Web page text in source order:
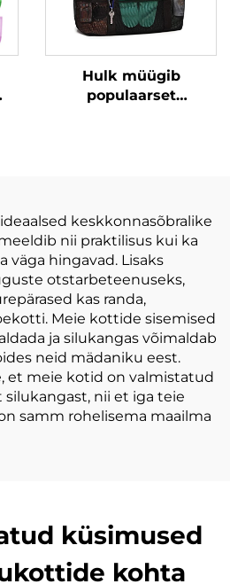
Hulk müügib
populaarset
keskkonnasõbralike
nii praktilisus kui ka
väga hingavad. Lisaks
otstarbeteenuseks,
kas randa,
Meie kottide sisemised
ja silukangas võimaldab
neid mädaniku eest.
et meie kotid on valmistatud
nii et iga teie
samm rohelisema maailma
küsimused
kohta